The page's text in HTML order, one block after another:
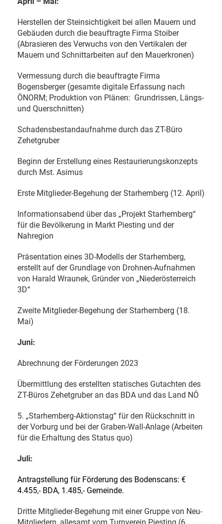
Herstellen der Steinsichtigkeit bei allen Mauern und
Gebäuden durch die beauftragte Firma Stoiber
(Abrasieren des Verwuchs von den Vertikalen der
Mauern und Schnittarbeiten auf den Mauerkronen)
Vermessung durch die beauftragte Firma
Bogensberger (gesamte digitale Erfassung nach
ÖNORM; Produktion von Plänen: Grundrissen, Längs-
und Querschnitten)
Schadensbestandaufnahme durch das ZT-Büro
Zehetgruber
Beginn der Erstellung eines Restaurierungskonzepts
durch Mst. Asimus
Erste Mitglieder-Begehung der Starhemberg (12. April)
Informationsabend über das „Projekt Starhemberg“
für die Bevölkerung in Markt Piesting und der
Nahregion
Präsentation eines 3D-Modells der Starhemberg,
erstellt auf der Grundlage von Drohnen-Aufnahmen
von Harald Wraunek, Gründer von „Niederösterreich
3D“
Zweite Mitglieder-Begehung der Starhemberg (18.
Mai)
Juni:
Abrechnung der Förderungen 2023
Übermittlung des erstellten statisches Gutachten des
ZT-Büros Zehetgruber an das BDA und das Land NÖ
5. „Starhemberg-Aktionstag“ für den Rückschnitt in
der Vorburg und bei der Graben-Wall-Anlage (Arbeiten
für die Erhaltung des Status quo)
Juli:
Antragstellung für Förderung des Bodenscans: €
4.455,- BDA, 1.485,- Gemeinde.
Dritte Mitglieder-Begehung mit einer Gruppe von Neu-
Mitgliedern, allesamt vom Turnverein Piesting (6.